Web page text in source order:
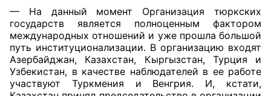
— На данный момент Организация тюркских
государств является полноценным фактором
международных отношений и уже прошла большой
путь институционализации. В организацию входят
Азербайджан, Казахстан, Кыргызстан, Турция и
Узбекистан, в качестве наблюдателей в ее работе
участвуют Туркмения и Венгрия. И, кстати,